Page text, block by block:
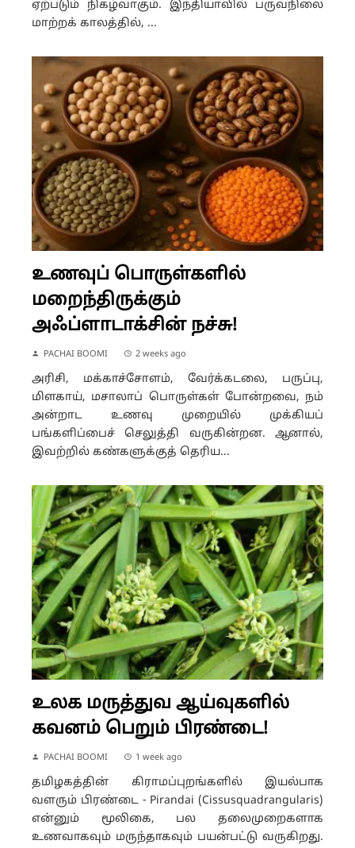
ஏற்படும் நிகழ்வாகும். இந்தியாவில் பருவநிலை
மாற்றக் காலத்தில், ...
உணவுப் பொருள்களில்
மறைந்திருக்கும்
அஃப்ளாடாக்சின் நச்சு!
PACHAI BOOMI 2 weeks ago
அரிசி, மக்காச்சோளம், வேர்க்கடலை, பருப்பு,
மிளகாய், மசாலாப் பொருள்கள் போன்றவை, நம்
அன்றாட உணவு முறையில் முக்கியப்
பங்களிப்பைச் செலுத்தி வருகின்றன. ஆனால்,
இவற்றில் கண்களுக்குத் தெரிய...
உலக மருத்துவ ஆய்வுகளில்
கவனம் பெறும் பிரண்டை!
PACHAI BOOMI 1 week ago
தமிழகத்தின் கிராமப்புறங்களில் இயல்பாக
வளரும் பிரண்டை - Pirandai (Cissusquadrangularis)
என்னும் மூலிகை, பல தலைமுறைகளாக
உணவாகவும் மருந்தாகவும் பயன்பட்டு வருகிறது.